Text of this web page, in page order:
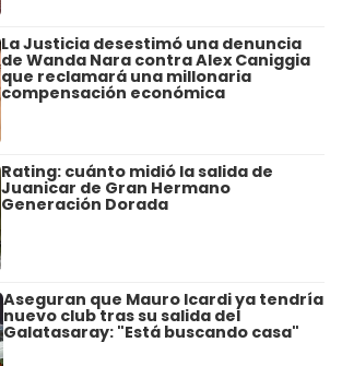
La Justicia desestimó una denuncia
de Wanda Nara contra Alex Caniggia
que reclamará una millonaria
compensación económica
Rating: cuánto midió la salida de
Juanicar de Gran Hermano
Generación Dorada
Aseguran que Mauro Icardi ya tendría
nuevo club tras su salida del
Galatasaray: "Está buscando casa"